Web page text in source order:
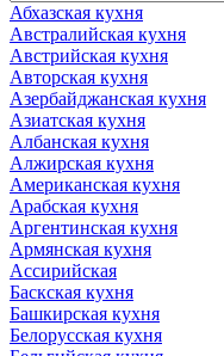
Абхазская кухня
Австралийская кухня
Австрийская кухня
Авторская кухня
Азербайджанская кухня
Азиатская кухня
Албанская кухня
Алжирская кухня
Американская кухня
Арабская кухня
Аргентинская кухня
Армянская кухня
Ассирийская
Баскская кухня
Башкирская кухня
Белорусская кухня